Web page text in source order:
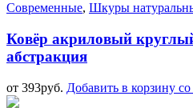
Современные, Шкуры
Ковёр акриловый
абстракция
от 393руб. Добавить в корзину